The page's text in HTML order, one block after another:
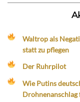
Waltrop als
statt zu pflegen
Der Ruhrpilot
Wie Putins